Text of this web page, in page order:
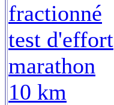
fractionné
test d'effort
marathon
10 km